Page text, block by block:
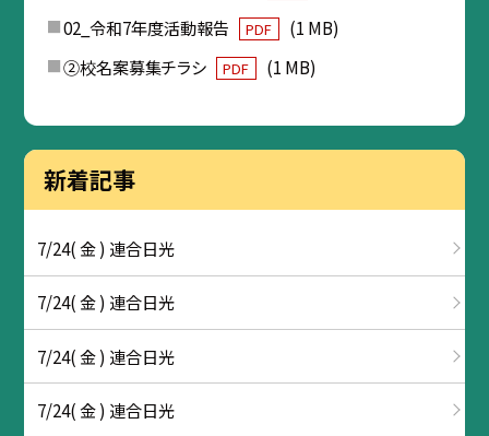
02_令和7年度活動報告
PDF
(1 MB)
②校名案募集チラシ
PDF (1 MB)
新着記事
7/24( 金 ) 連合日光
7/24( 金 ) 連合日光
7/24( 金 ) 連合日光
7/24( 金 ) 連合日光